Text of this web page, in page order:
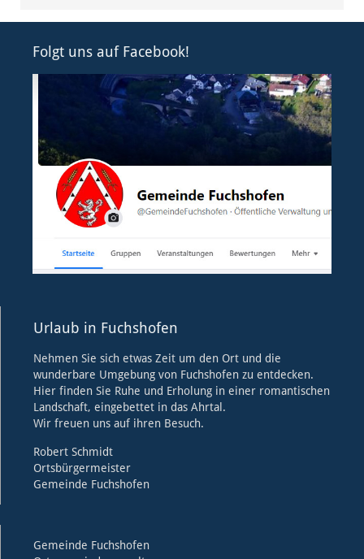
Folgt uns auf Facebook!
Urlaub in Fuchshofen
Nehmen Sie sich etwas Zeit um den Ort und die
wunderbare Umgebung von Fuchshofen zu entdecken.
Hier finden Sie Ruhe und Erholung in einer romantischen
Landschaft, eingebettet in das Ahrtal.
Wir freuen uns auf ihren Besuch.
Robert Schmidt
Ortsbürgermeister
Gemeinde Fuchshofen
Gemeinde Fuchshofen